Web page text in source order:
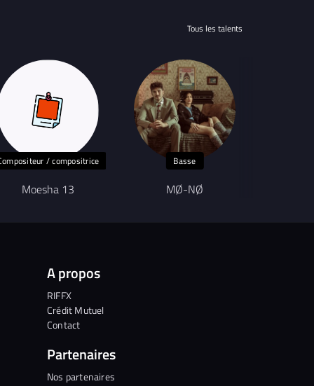
Tous les talents
/ compositrice
Moesha 13
Basse
MØ-NØ
A propos
RIFFX
Crédit Mutuel
Contact
Partenaires
Nos partenaires